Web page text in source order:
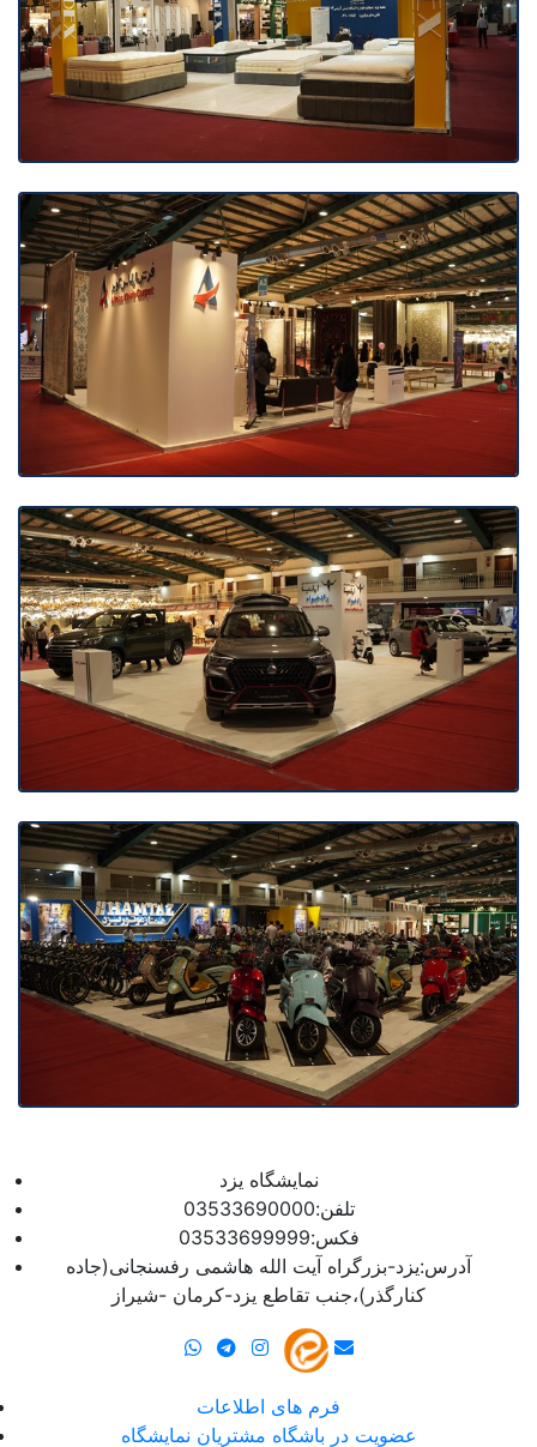
نمایشگاه یزد
تلفن:03533690000
فکس:03533699999
آدرس:یزد-بزرگراه آیت الله هاشمی رفسنجانی(جاده
کنارگذر)،جنب تقاطع یزد-کرمان -شیراز
فرم های اطلاعات
عضویت در باشگاه مشتریان نمایشگاه